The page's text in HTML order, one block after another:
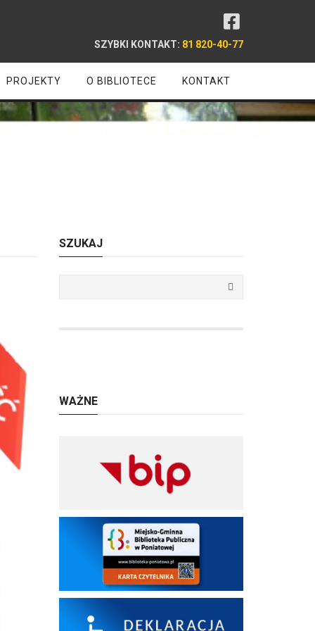
SZYBKI KONTAKT: 81 820-40-77
PROJEKTY O BIBLIOTECE KONTAKT
SZUKAJ
WAŻNE